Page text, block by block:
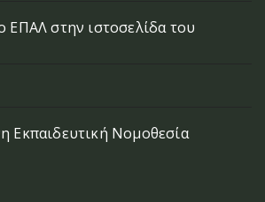
ΕΠΑΛ στην ιστοσελίδα του
Εκπαιδευτική Νομοθεσία